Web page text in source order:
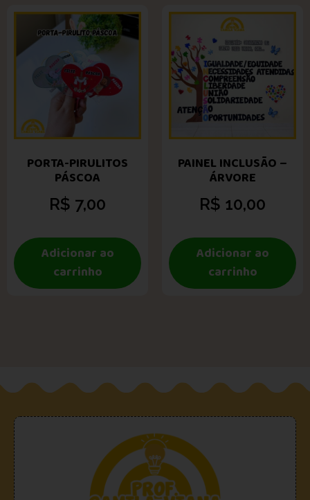
PORTA-PIRULITOS
PÁSCOA
R$ 7,00
Adicionar ao
carrinho
PAINEL INCLUSÃO –
ÁRVORE
R$ 10,00
Adicionar ao
carrinho